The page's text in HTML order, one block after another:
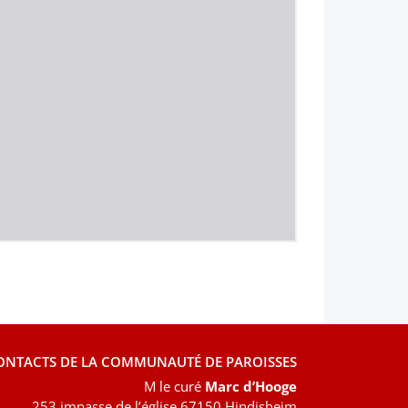
DE LA COMMUNAUTÉ DE PAROISSES
M le curé Marc d’Hooge